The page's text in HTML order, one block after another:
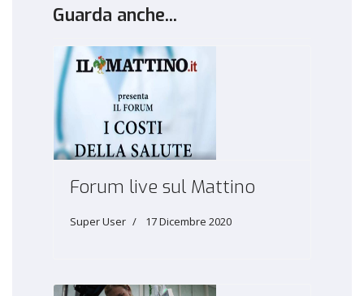
Guarda anche...
Forum live sul Mattino
Super User 17 Dicembre 2020